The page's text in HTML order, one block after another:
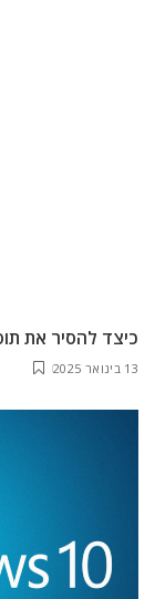
כיצד להסיר את
13 בינואר 2025